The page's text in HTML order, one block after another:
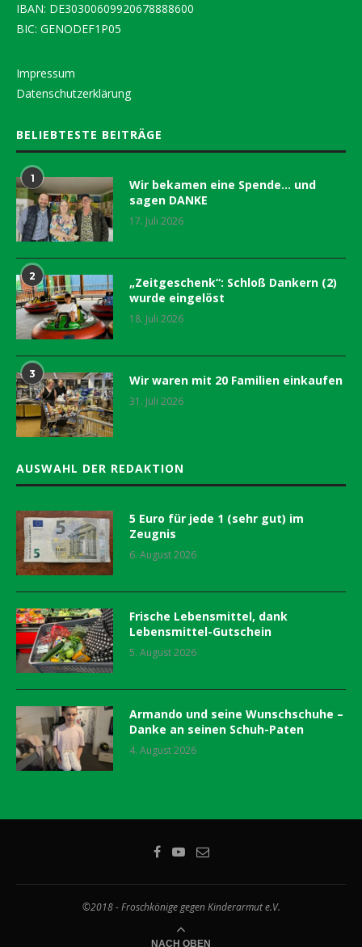
IBAN: DE30300609920678888600
BIC: GENODEF1P05
Impressum
Datenschutzerklärung
BELIEBTESTE BEITRÄGE
1
Wir bekamen eine Spende… und
sagen DANKE
17. Juli 2026
2
„Zeitgeschenk“: Schloß Dankern (2)
wurde eingelöst
18. Juli 2026
3 Wir waren mit 20 Familien einkaufen
31. Juli 2026
AUSWAHL DER REDAKTION
5 Euro für jede 1 (sehr gut) im
Zeugnis
6. August 2026
Frische Lebensmittel, dank
Lebensmittel-Gutschein
5. August 2026
Armando und seine Wunschschuhe –
Danke an seinen Schuh-Paten
4. August 2026
©2018 - Froschkönige gegen Kinderarmut e.V.
NACH OBEN